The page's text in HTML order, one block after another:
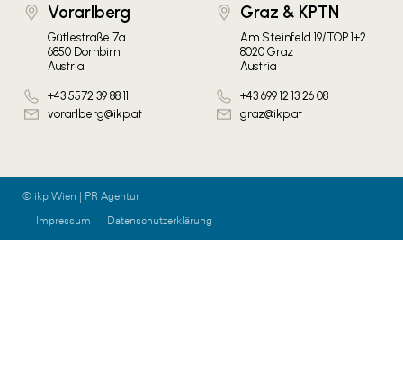
Vorarlberg
Gütlestraße 7a
6850 Dornbirn
Austria
+43 5572 39 88 11
vorarlberg@ikp.at
Graz & KPTN
Am Steinfeld 19/TOP 1+2
8020 Graz
Austria
+43 699 12 13 26 08
graz@ikp.at
© ikp Wien | PR Agentur
Impressum
Datenschutzerklärung